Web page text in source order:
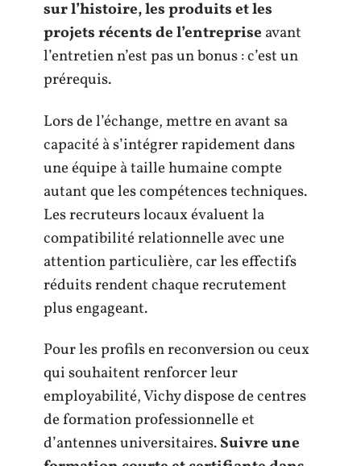
sur l’histoire, les produits et les
projets récents de l’entreprise avant
l’entretien n’est pas un bonus : c’est un
prérequis.
Lors de l’échange, mettre en avant sa
capacité à s’intégrer rapidement dans
une équipe à taille humaine compte
autant que les compétences techniques.
Les recruteurs locaux évaluent la
compatibilité relationnelle avec une
attention particulière, car les effectifs
réduits rendent chaque recrutement
plus engageant.
Pour les profils en reconversion ou ceux
qui souhaitent renforcer leur
employabilité, Vichy dispose de centres
de formation professionnelle et
d’antennes universitaires.Suivre une